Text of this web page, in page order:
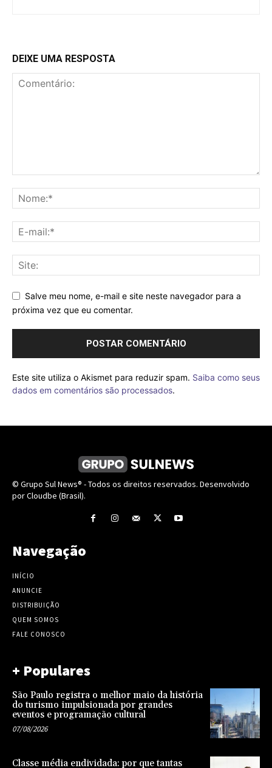
DEIXE UMA RESPOSTA
Salve meu nome, e-mail e site neste navegador para a
próxima vez que eu comentar.
Este site utiliza o Akismet para reduzir spam. Saiba como seus
dados em comentários são processados.
© Grupo Sul News® - Todos os direitos reservados. Desenvolvido
por Cloudbe (Brasil).
Navegação
INÍCIO
ANUNCIE
DISTRIBUIÇÃO
QUEM SOMOS
FALE CONOSCO
+ Populares
São Paulo registra o melhor maio da história
do turismo impulsionada por grandes
eventos e programação cultural
07/08/2026
Classe média endividada: por que tantas